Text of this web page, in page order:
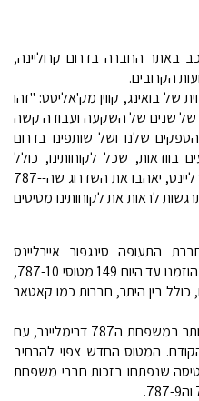
שנבנה והורכב באתר החברה בדרום קרוליינה,
הקרובים.
של בואינג, קווין מק'אליסט: "זהו
של שנים של השקעה ועבודה קשה
שלנו ושל שותפינו בדרום
בוודאות, שכל לקוחותינו, כולל
חברת התעופה המשיקה, סינגפור איירליינס, יאהבו את השדרוג שה-787-
לראות את לקוחותינו מטיסים
התעופה סינגפור איירליינס
מתוכננת כבר בשנה הבאה. סך הכול הוזמנו עד היום 149 מטוסי 787-10,
כולל בין היתר, חברות כמו קאטאר
מטוס ה-787-10 הינו הדגם הארוך ביותר במשפחת ה787 דרימליינר, עם
הקודם. המטוס החדש צפוי להרחיב
שנפתחו בזכות חברי משפחת